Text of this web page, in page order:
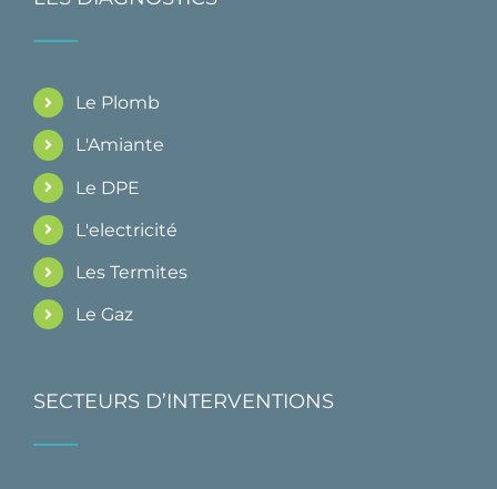
Le Plomb
L'Amiante
Le DPE
L'electricité
Les Termites
Le Gaz
SECTEURS D’INTERVENTIONS